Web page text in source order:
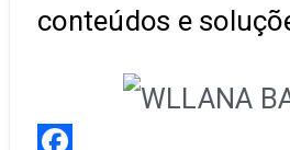
conteúdos e